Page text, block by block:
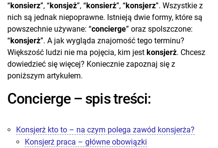
“konsierz”, “konsjeż”, “konsierż”, “konsjerz”. Wszystkie z
nich są jednak niepoprawne. Istnieją dwie formy, które są
powszechnie używane: “concierge” oraz spolszczone:
“konsjerż”. A jak wygląda znajomość tego terminu?
Większość ludzi nie ma pojęcia, kim jest konsjerż. Chcesz
dowiedzieć się więcej? Koniecznie zapoznaj się z
poniższym artykułem.
Concierge – spis treści:
Konsjerż kto to – na czym polega zawód konsjerża?
Konsjerż praca – główne obowiązki